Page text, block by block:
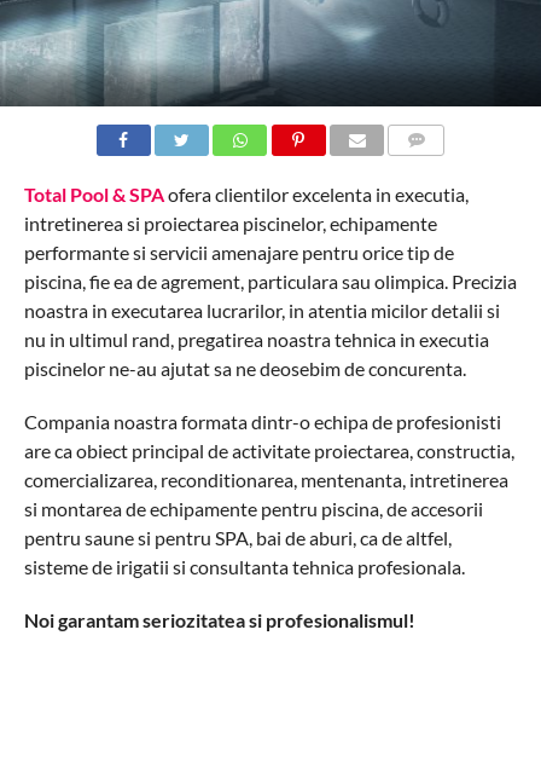
Total Pool & SPAofera clientilor excelenta in executia,
intretinerea si proiectarea piscinelor, echipamente
performante si servicii amenajare pentru orice tip de
piscina, fie ea de agrement, particulara sau olimpica. Precizia
noastra in executarea lucrarilor, in atentia micilor detalii si
nu in ultimul rand, pregatirea noastra tehnica in executia
piscinelor ne-au ajutat sa ne deosebim de concurenta.
Compania noastra formata dintr-o echipa de profesionisti
are ca obiect principal de activitate proiectarea, constructia,
comercializarea, reconditionarea, mentenanta, intretinerea
si montarea de echipamente pentru piscina, de accesorii
pentru saune si pentru SPA, bai de aburi, ca de altfel,
sisteme de irigatii si consultanta tehnica profesionala.
Noi garantam seriozitatea si profesionalismul!